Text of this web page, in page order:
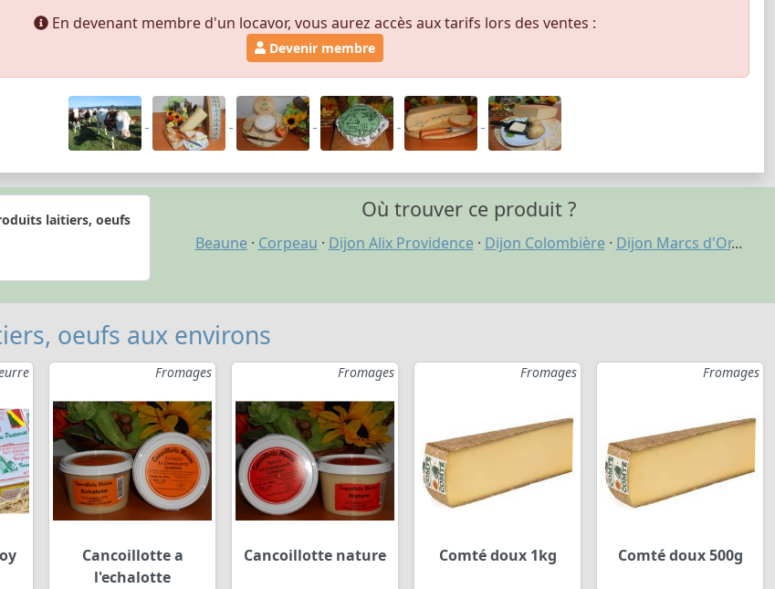
En devenant membre d'un locavor, vous aurez accès aux tarifs lors des ventes :
Devenir membre
laitiers, oeufs Où trouver ce produit ?
Beaune · Corpeau · Dijon Alix Providence · Dijon Colombière · Dijon Marcs d'Or...
oeufs aux environs
Fromages
Cancoillotte a
l'echalotte
Fromages
Cancoillotte nature
Fromages
Comté doux 1kg
Fromages
Comté doux 500g